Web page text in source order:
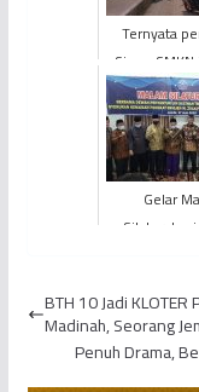
Ternyata
Siswa SMKN
SMAN 8
Rebutan
Gelar
Silaturahmi
UIN di
BTH 10 Jadi
Madinah, Seorang
Penuh Drama,